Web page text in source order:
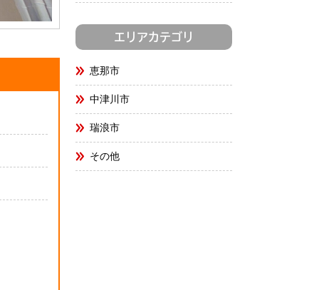
エリアカテゴリ
恵那市
中津川市
瑞浪市
その他